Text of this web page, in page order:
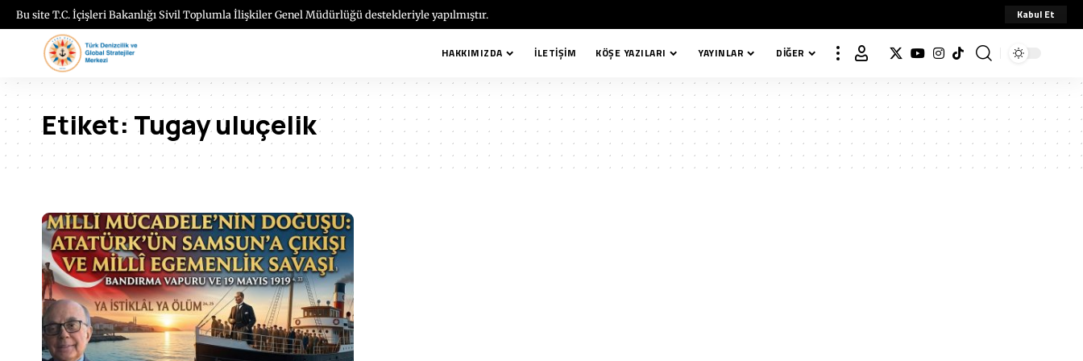
Bu site T.C. İçişleri Bakanlığı Sivil Toplumla İlişkiler Genel Müdürlüğü destekleriyle yapılmıştır. Kabul Et
HAKKIMIZDA İLETIŞIM KÖŞE YAZILARI YAYINLAR DIĞER
Etiket: Tugay uluçelik